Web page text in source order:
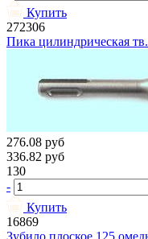
Купить
272306
Пика цилиндрическая
276.08 руб
336.82 руб
130
-
Купить
16869